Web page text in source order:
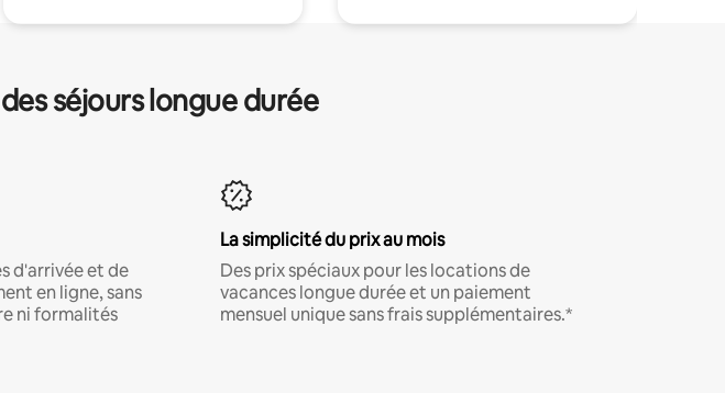
séjours longue durée
d'arrivée et de
en ligne, sans
ni formalités
La simplicité du prix au mois
Des prix spéciaux pour les locations de
vacances longue durée et un paiement
mensuel unique sans frais supplémentaires.*